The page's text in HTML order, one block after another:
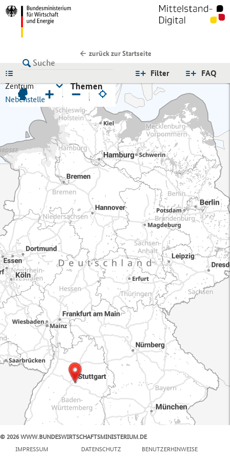
zurück zur Startseite
FAQ
Filter
Zentrum
Nebenstelle
Themen
+ −
© 2026 WWW.BUNDESWIRTSCHAFTSMINISTERIUM.DE
IMPRESSUM
DATENSCHUTZ BENUTZERHINWEISE